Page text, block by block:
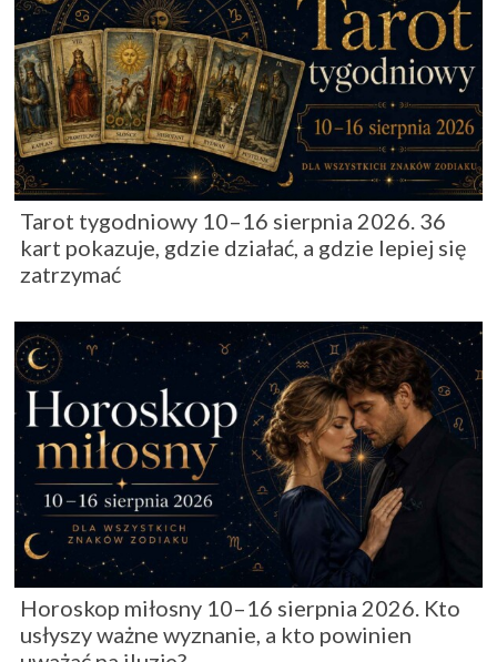
Tarot tygodniowy 10–16 sierpnia 2026. 36
kart pokazuje, gdzie działać, a gdzie lepiej się
zatrzymać
Horoskop miłosny 10–16 sierpnia 2026. Kto
usłyszy ważne wyznanie, a kto powinien